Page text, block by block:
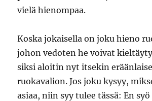
vielä hienompaa.
Koska jokaisella on joku hieno
johon vedoten he voivat
siksi aloitin nyt itsekin
ruokavalion. Jos joku kysyy,
asiaa, niin syy tulee tässä: En